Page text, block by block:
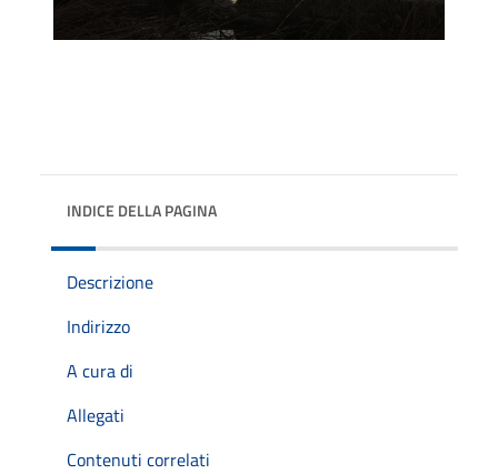
INDICE DELLA PAGINA
Descrizione
Indirizzo
A cura di
Allegati
Contenuti correlati